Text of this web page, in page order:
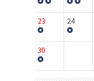
23 24
30